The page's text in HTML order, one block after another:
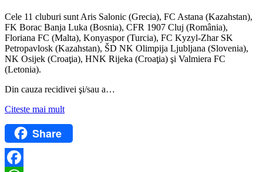
Cele 11 cluburi sunt Aris Salonic (Grecia), FC Astana (Kazahstan),
FK Borac Banja Luka (Bosnia), CFR 1907 Cluj (România),
Floriana FC (Malta), Konyaspor (Turcia), FC Kyzyl-Zhar SK
Petropavlosk (Kazahstan), ŠD NK Olimpija Ljubljana (Slovenia),
NK Osijek (Croaţia), HNK Rijeka (Croaţia) şi Valmiera FC
(Letonia).
Din cauza recidivei şi/sau a…
Citeste mai mult
Share